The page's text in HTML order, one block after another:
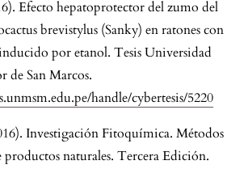
Efecto hepatoprotector del zumo del
brevistylus (Sanky) en ratones con
por etanol. Tesis Universidad
de San Marcos.
handle/cybertesis/5220
Investigación Fitoquímica. Métodos
productos naturales. Tercera Edición.